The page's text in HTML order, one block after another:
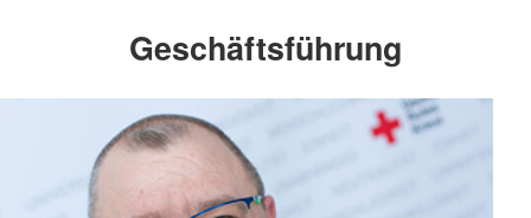
Geschäftsführung